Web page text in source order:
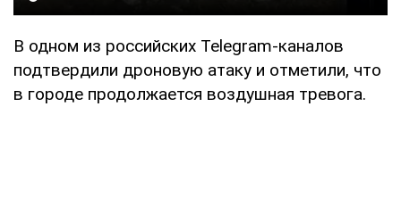
В одном из российских Telegram-каналов
подтвердили дроновую атаку и отметили, что
в городе продолжается воздушная тревога.